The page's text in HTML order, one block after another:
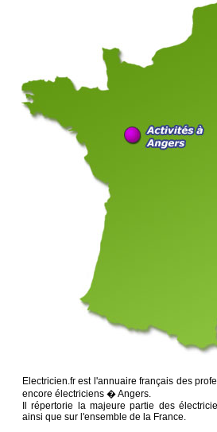
Electricien.fr est l'annuaire français des
encore électriciens � Angers.
Il répertorie la majeure partie des
ainsi que sur l'ensemble de la France.